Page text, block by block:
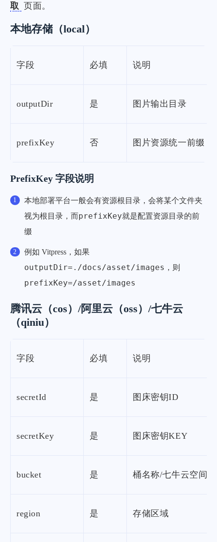
取 页面。
本地存储（local）
字段 必填 说明
outputDir 是 图片输出目录
prefixKey 否 图片资源统一前缀
PrefixKey 字段说明
本地部署平台一般会有资源根目录，会将某个文件夹
视为根目录，而prefixKey就是配置资源目录的前
缀
例如 Vitpress，如果
outputDir=./docs/asset/images ，则
prefixKey=/asset/images
腾讯云（cos）/阿里云（oss）/七牛云
（qiniu）
字段 必填 说明
secretId 是 图床密钥ID
secretKey 是 图床密钥KEY
bucket 是 桶名称/七牛云空间
region 是 存储区域